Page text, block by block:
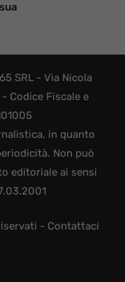
SRL - Via Nicola
- Codice Fiscale e
in quanto
Non può
editoriale ai sensi
- Contattaci